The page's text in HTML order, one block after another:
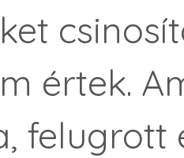
értek.
felugrott